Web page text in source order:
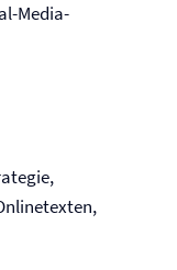
Media-